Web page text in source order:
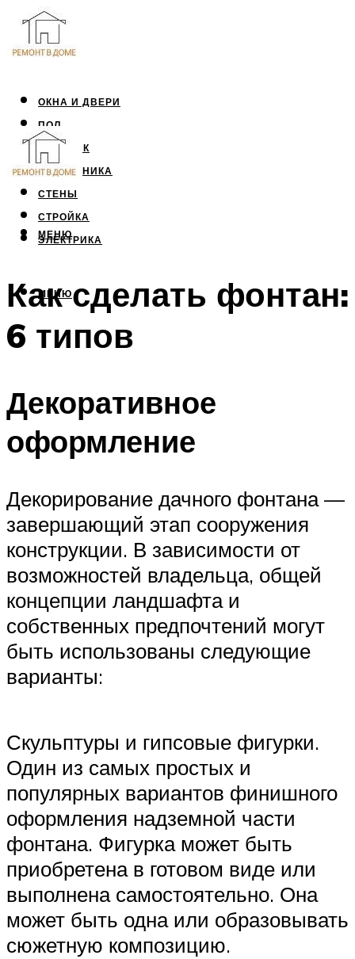
ОКНА И ДВЕРИ
ПОЛ
ПОТОЛОК
САНТЕХНИКА
СТЕНЫ
СТРОЙКА
ЭЛЕКТРИКА
МЕНЮ
МЕНЮ
Как сделать фонтан:
6 типов
Декоративное
оформление
Декорирование дачного фонтана —
завершающий этап сооружения
конструкции. В зависимости от
возможностей владельца, общей
концепции ландшафта и
собственных предпочтений могут
быть использованы следующие
варианты:
Скульптуры и гипсовые фигурки.
Один из самых простых и
популярных вариантов финишного
оформления надземной части
фонтана. Фигурка может быть
приобретена в готовом виде или
выполнена самостоятельно. Она
может быть одна или образовывать
сюжетную композицию.